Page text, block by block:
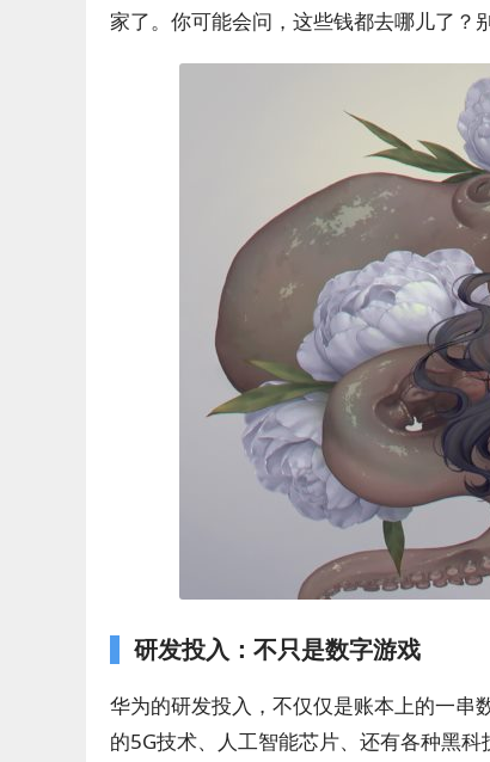
家了。你可能会问，这些钱都去哪儿了？
研发投入：不只是数字游戏
华为的研发投入，不仅仅是账本上的一串
的5G技术、人工智能芯片、还有各种黑